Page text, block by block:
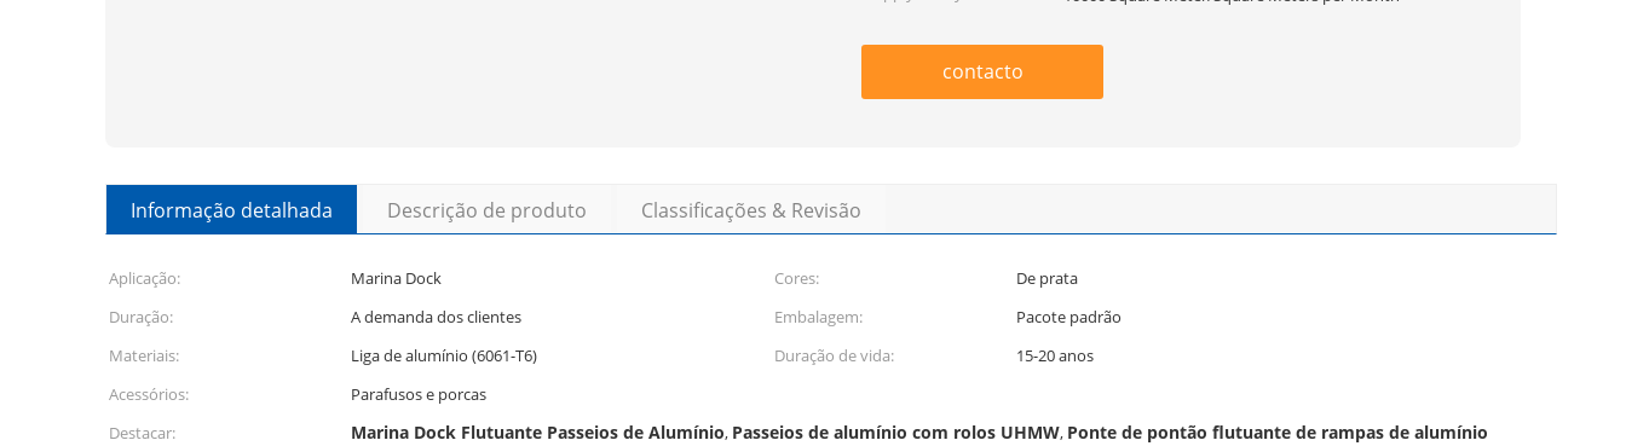
contacto
Informação detalhada Descrição de produto Classificações & Revisão
Aplicação: Marina Dock Cores:
De prata
Duração:
A demanda dos clientes Embalagem:
Pacote padrão
Materiais:
Liga de alumínio (6061-T6) Duração de vida:
15-20 anos
Acessórios:
Parafusos e porcas
Destacar:
Marina Dock Flutuante Passeios de Alumínio, Passeios de alumínio com rolos UHMW, Ponte de pontão flutuante de rampas de alumínio